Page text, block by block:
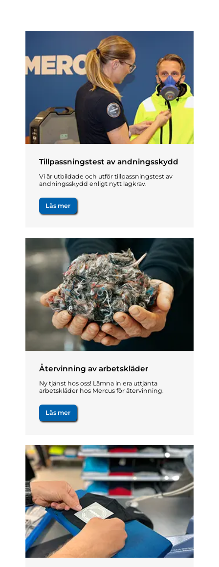
Tillpassningstest av andningsskydd
Vi är utbildade och utför tillpassningstest av
andningsskydd enligt nytt lagkrav.
Läs mer
Återvinning av arbetskläder
Ny tjänst hos oss! Lämna in era uttjänta
arbetskläder hos Mercus för återvinning.
Läs mer